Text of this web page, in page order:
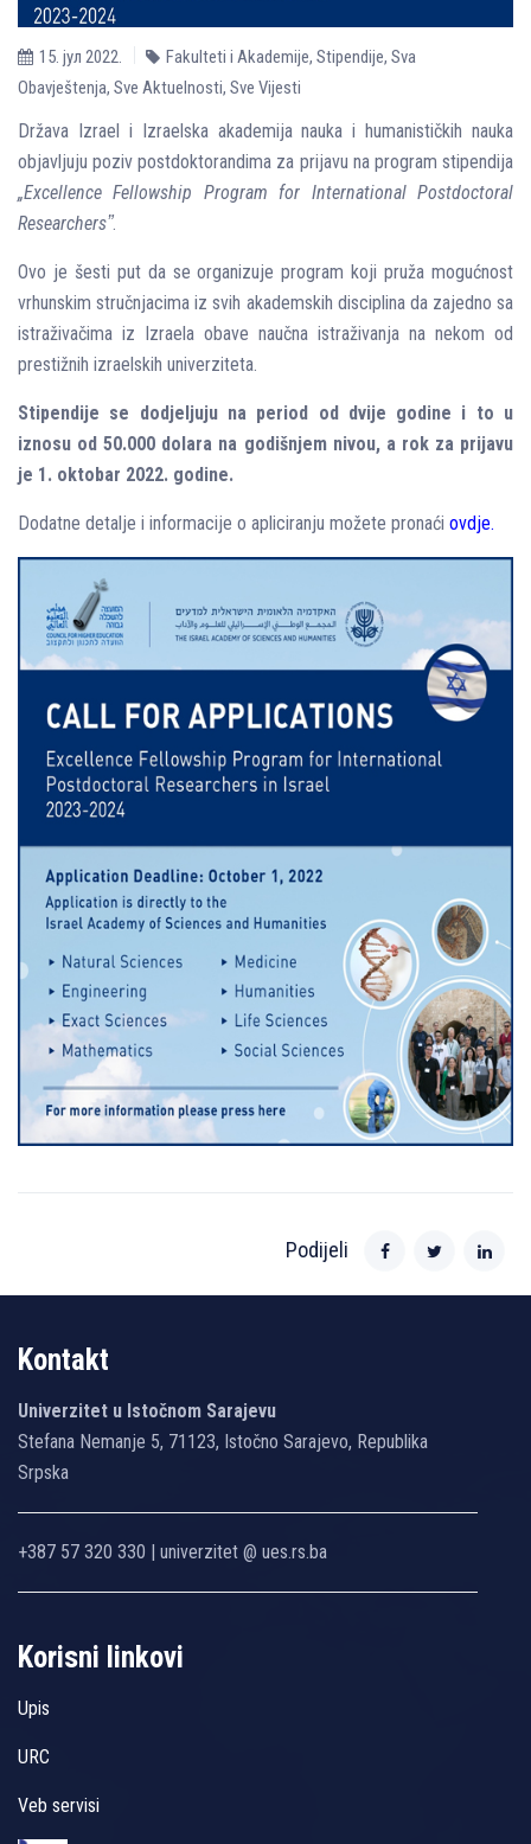
15. јул 2022. Fakulteti i Akademije, Stipendije, Sva
Obavještenja, Sve Aktuelnosti, Sve Vijesti
Država Izrael i Izraelska akademija nauka i humanističkih nauka
objavljuju poziv postdoktorandima za prijavu na program stipendija
„Excellence Fellowship Program for International Postdoctoral
Researchersˮ.
Ovo je šesti put da se organizuje program koji pruža mogućnost
vrhunskim stručnjacima iz svih akademskih disciplina da zajedno sa
istraživačima iz Izraela obave naučna istraživanja na nekom od
prestižnih izraelskih univerziteta.
Stipendije se dodjeljuju na period od dvije godine i to u
iznosu od 50.000 dolara na godišnjem nivou, a rok za prijavu
je 1. oktobar 2022. godine.
Dodatne detalje i informacije o apliciranju možete pronaći ovdje.
Podijeli
Kontakt
Univerzitet u Istočnom Sarajevu
Stefana Nemanje 5, 71123, Istočno Sarajevo, Republika
Srpska
+387 57 320 330 | univerzitet @ ues.rs.ba
Korisni linkovi
Upis
URC
Veb servisi